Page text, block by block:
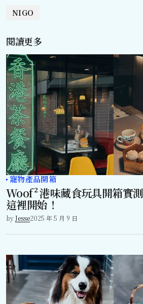
NIGO
閱讀更多
寵物產品開箱
Woof² 港味藏食玩具開箱實
這裡開始！
byJesse2025 年 5 月 9 日